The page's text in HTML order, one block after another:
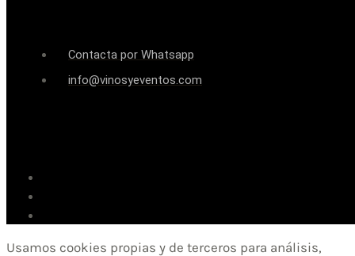
Contacta por Whatsapp
info@vinosyeventos.com
Usamos cookies propias y de terceros para análisis,